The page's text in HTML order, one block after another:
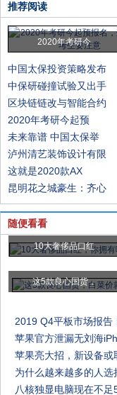
推荐阅读
2020年考研今
中国太保投资策略发布
中保研碰撞试验又出手
区块链链改与智能合约
2020年考研今起预
未来靠谱 中国太保举
泸州清艺装饰设计有限
这就是2020款AX
昆明花之城豪生：齐心
随便看看
10大奢侈品口红
这5款良心国货，
2019 Q4平板市场报告
苹果官方泄漏无刘海
苹果亮大招，新设备或
为什么越来越多的人选
八核独显电脑现在不